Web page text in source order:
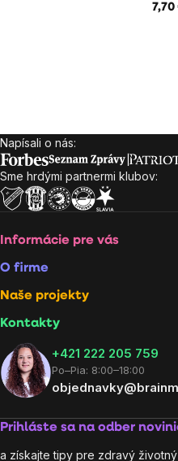
7,70
Zápätie
Napísali o nás:
Sme hrdými partnermi klubov:
Informácie pre vás
O firme
Naše projekty
Kontakty
+421 222 205 759
Po–Pia: 8:00–18:00
Prihláste sa na odber
a získajte tipy pre zdravý